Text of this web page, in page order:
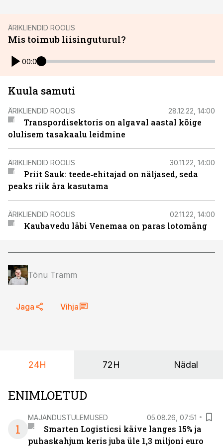
ÄRIKLIENDID ROOLIS
Mis toimub liisinguturul?
00:00
Kuula samuti
ÄRIKLIENDID ROOLIS 28.12.22, 14:00
Transpordisektoris on algaval aastal kõige
olulisem tasakaalu leidmine
ÄRIKLIENDID ROOLIS 30.11.22, 14:00
Priit Sauk: teede‑ehitajad on näljased, seda
peaks riik ära kasutama
ÄRIKLIENDID ROOLIS 02.11.22, 14:00
Kaubavedu läbi Venemaa on paras lotomäng
Tõnu Tramm
Jaga Vihja
24H 72H Nädal
ENIMLOETUD
1
MAJANDUSTULEMUSED 05.08.26, 07:51
Smarten Logisticsi käive langes 15% ja
puhaskahjum keris juba üle 1,3 miljoni euro